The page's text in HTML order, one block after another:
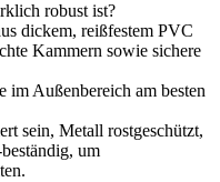
robust ist?
dickem, reißfestem PVC
Kammern sowie sichere
im Außenbereich am besten
sein, Metall rostgeschützt,
um